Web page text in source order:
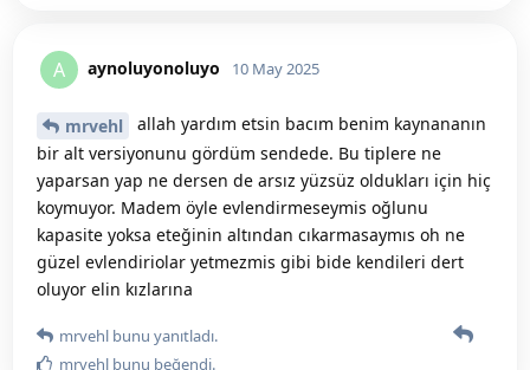
A aynoluyonoluyo 10 May 2025
mrvehl
allah yardım etsin bacım benim kaynananın
bir alt versiyonunu gördüm sendede. Bu tiplere ne
yaparsan yap ne dersen de arsız yüzsüz oldukları için hiç
koymuyor. Madem öyle evlendirmeseymis oğlunu
kapasite yoksa eteğinin altından cıkarmasaymıs oh ne
güzel evlendiriolar yetmezmis gibi bide kendileri dert
oluyor elin kızlarına
mrvehl bunu yanıtladı.
mrvehl bunu beğendi.